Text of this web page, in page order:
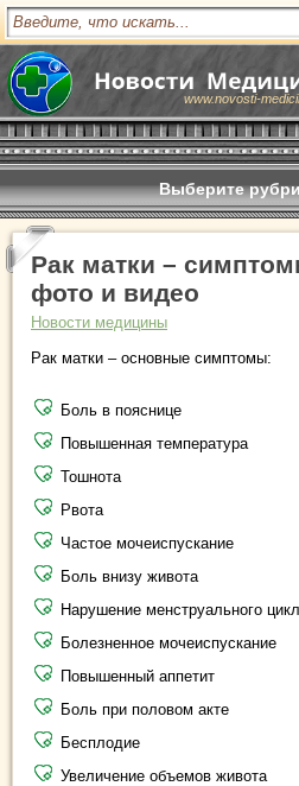
www.novosti-
Выберите
Рак матки –
фото и видео
Новости медицины
Рак матки – основные симптомы:
Боль в пояснице
Повышенная температура
Тошнота
Рвота
Частое мочеиспускание
Боль внизу живота
Нарушение менструального
Болезненное мочеиспускание
Повышенный аппетит
Боль при половом акте
Бесплодие
Увеличение объемов живота